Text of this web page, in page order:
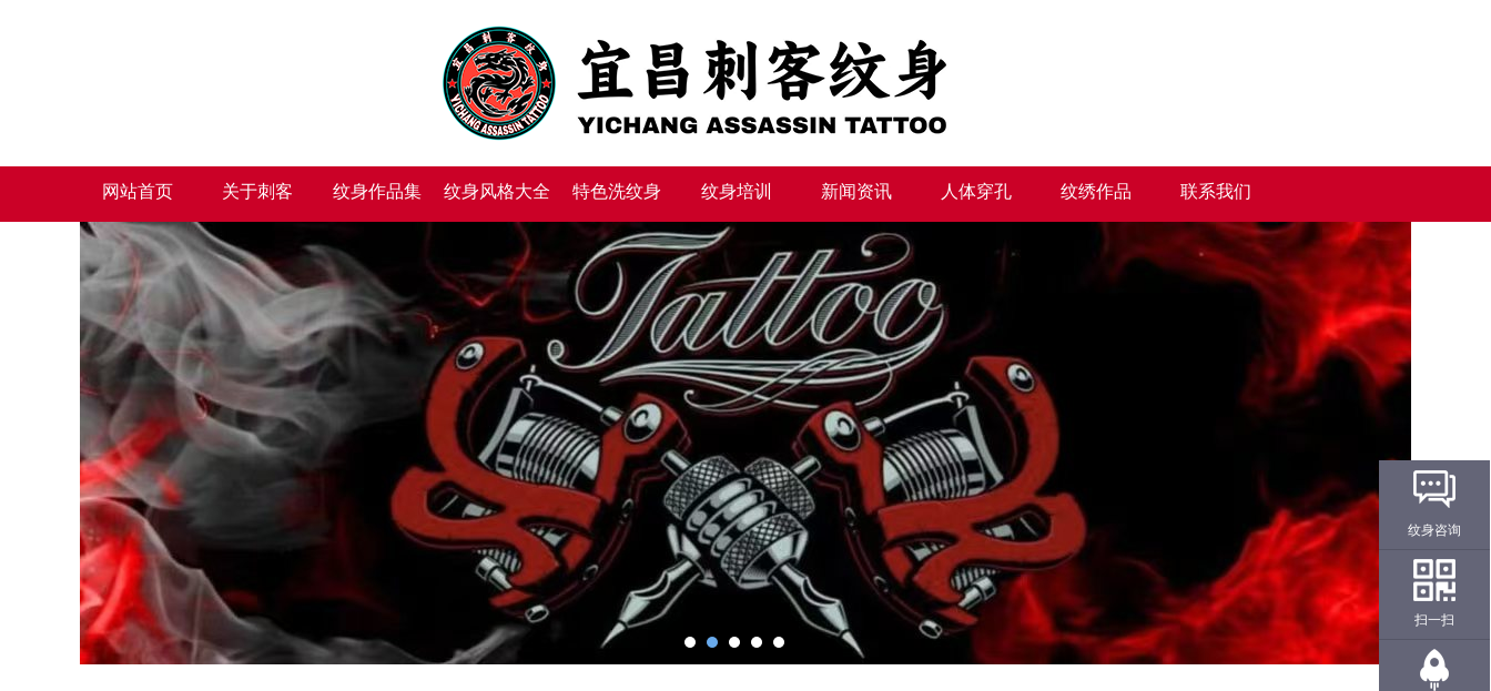
网站首页 关于刺客 纹身作品集 纹身风格大全 特色洗纹身 纹身培训 新闻资讯 人体穿孔 纹绣作品 联系我们
纹身咨询
扫一扫